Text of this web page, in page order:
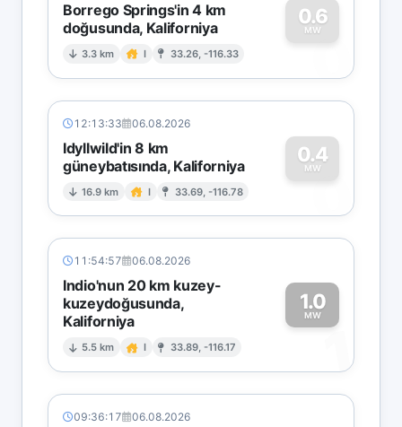
Borrego Springs'in 4 km
doğusunda, Kaliforniya
3.3 km I 33.26, -116.33
0.6
MW
0
12:13:33 06.08.2026
Idyllwild'in 8 km
güneybatısında, Kaliforniya
16.9 km I 33.69, -116.78
0.4
MW
0
11:54:57 06.08.2026
Indio'nun 20 km kuzey-
kuzeydoğusunda,
Kaliforniya
5.5 km I 33.89, -116.17
1.0
MW
1
09:36:17 06.08.2026